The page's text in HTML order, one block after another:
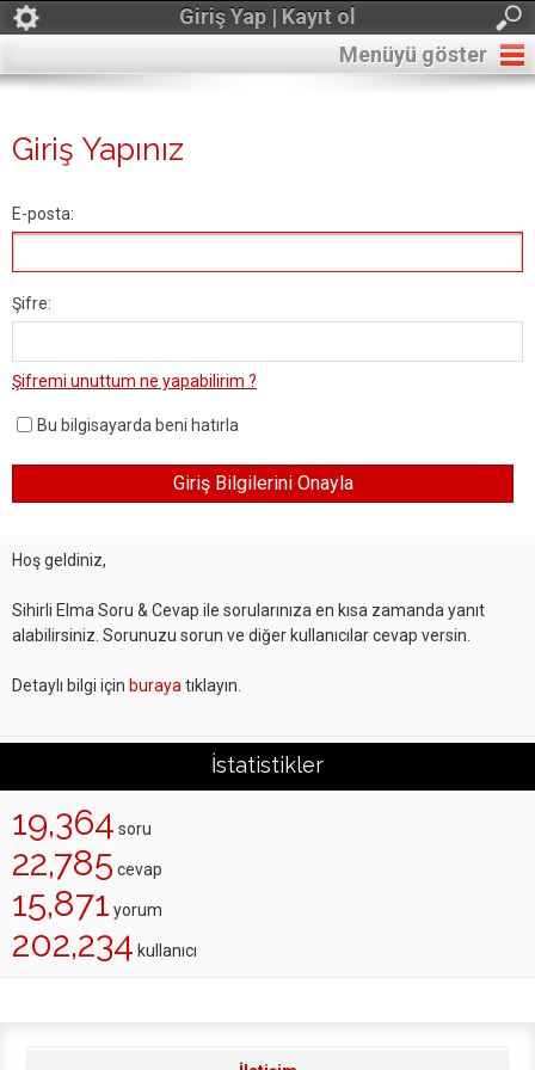
Giriş Yap | Kayıt ol
Menüyü göster
Giriş Yapınız
E-posta:
Şifre:
Şifremi unuttum ne yapabilirim ?
Bu bilgisayarda beni hatırla
Hoş geldiniz,
Sihirli Elma Soru & Cevap ile sorularınıza en kısa zamanda yanıt
alabilirsiniz. Sorunuzu sorun ve diğer kullanıcılar cevap versin.
Detaylı bilgi için buraya tıklayın.
İstatistikler
19,364 soru
22,785 cevap
15,871 yorum
202,234 kullanıcı